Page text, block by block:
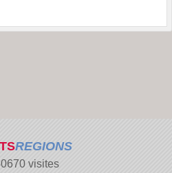
REGIONS
visites